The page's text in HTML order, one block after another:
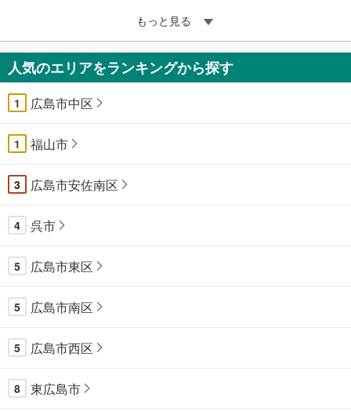
もっと見る
人気のエリアをランキングから探す
1 広島市中区
1 福山市
3 広島市安佐南区
4 呉市
5 広島市東区
5 広島市南区
5 広島市西区
8 東広島市